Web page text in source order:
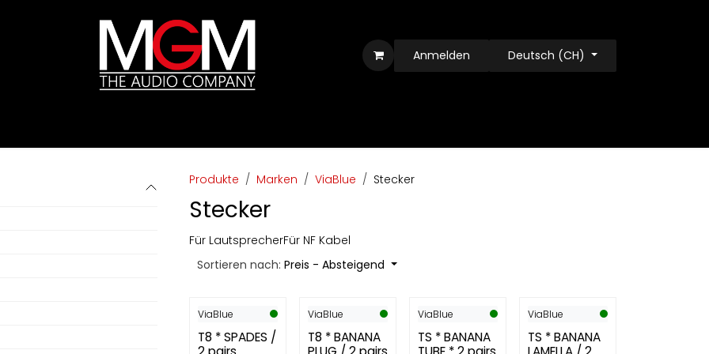
Anmelden Deutsch (CH)
Produkte Marken ViaBlue Stecker
Stecker
Für LautsprecherFür NF Kabel
Sortieren nach: Preis - Absteigend
ViaBlue
T8 * SPADES /
ViaBlue
T8 * BANANA
ViaBlue
TS * BANANA
ViaBlue
TS * BANANA